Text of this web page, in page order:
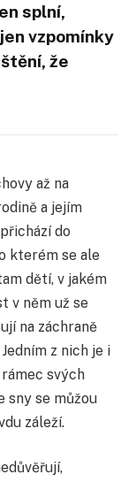
splní,
vzpomínky
že
až na
a jejím
do
kterém se ale
dětí, v jakém
v něm už se
na záchraně
z nich je i
svých
sny se můžou
záleží.